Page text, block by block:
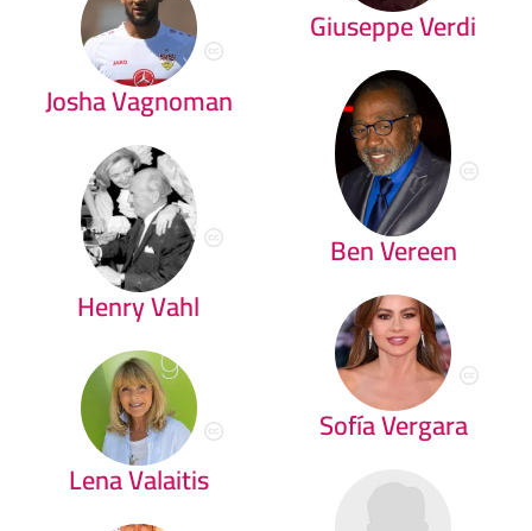
Josha Vagnoman
Henry Vahl
Lena Valaitis
Giuseppe Verdi
Ben Vereen
Sofía Vergara